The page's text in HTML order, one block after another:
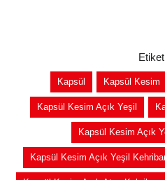
Kapsül Kapsül Kesim
Kapsül Kesim Açık Yeşil
Kapsül Kesim Açık
Kapsül Kesim Açık Yeşil